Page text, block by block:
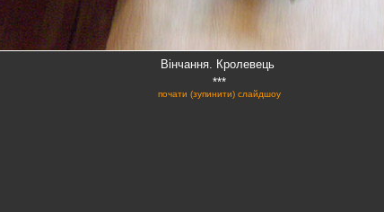
Вінчання. Кролевець
***
почати (зупинити) слайдшоу